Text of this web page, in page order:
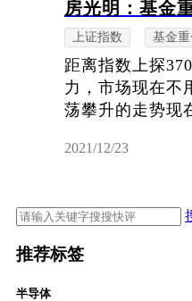
房光明：基金
上证指数 基金重
距离指数上探
力，市场现在不
荡攀升的走势现
2021/12/23
推荐标签
半导体